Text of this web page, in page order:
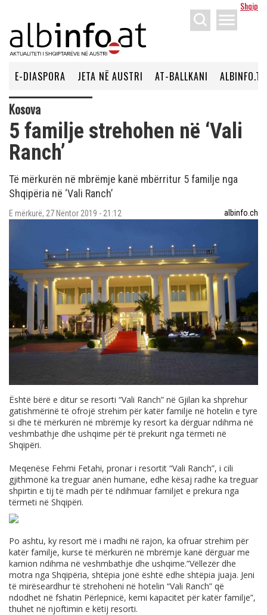
Shqip
menu
E-DIASPORA JETA NË AUSTRI AT-BALLKANI ALBINFO.TV
Kosova
5 familje strehohen në ‘Vali
Ranch’
Të mërkurën në mbrëmje kanë mbërritur 5 familje nga
Shqipëria në ‘Vali Ranch’
E mërkurë, 27 Nëntor 2019 - 21:12 albinfo.ch
Është bërë e ditur se resorti “Vali Ranch” në Gjilan ka shprehur
gatishmërinë të ofrojë strehim për katër familje në hotelin e tyre
si dhe të mërkurën në mbrëmje ky resort ka dërguar ndihma në
veshmbathje dhe ushqime për të prekurit nga tërmeti në
Shqipëri.
Meqenëse Fehmi Fetahi, pronar i resortit “Vali Ranch”, i cili
gjithmonë ka treguar anën humane, edhe kësaj radhe ka treguar
shpirtin e tij të madh për të ndihmuar familjet e prekura nga
tërmeti në Shqipëri.
Po ashtu, ky resort më i madhi në rajon, ka ofruar strehim për
katër familje, kurse të mërkurën në mbrëmje kanë dërguar me
kamion ndihma në veshmbathje dhe ushqime.”Vëllezër dhe
motra nga Shqipëria, shtëpia jonë është edhe shtëpia juaja. Jeni
të mirëseardhur të strehoheni në hotelin “Vali Ranch” që
ndodhet në fshatin Përlepnicë, kemi kapacitet për katër familje”,
thuhet në njoftimin e këtij resorti.